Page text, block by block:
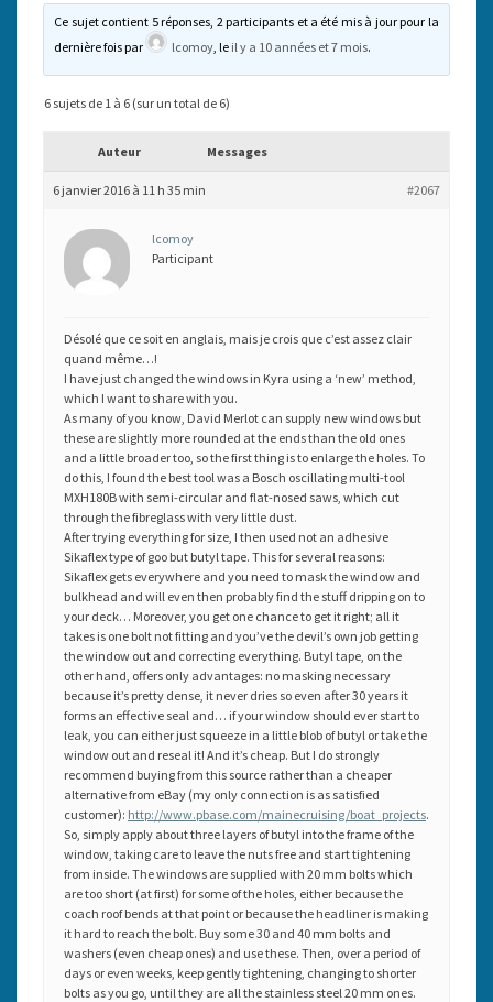
Ce sujet contient 5 réponses, 2 participants et a été mis à jour pour la
dernière fois par
lcomoy , le il y a 10 années et 7 mois.
6 sujets de 1 à 6 (sur un total de 6)
Auteur Messages
6 janvier 2016 à 11 h 35 min #2067
lcomoy
Participant
Désolé que ce soit en anglais, mais je crois que c’est assez clair
quand même…!
I have just changed the windows in Kyra using a ‘new’ method,
which I want to share with you.
As many of you know, David Merlot can supply new windows but
these are slightly more rounded at the ends than the old ones
and a little broader too, so the first thing is to enlarge the holes. To
do this, I found the best tool was a Bosch oscillating multi-tool
MXH180B with semi-circular and flat-nosed saws, which cut
through the fibreglass with very little dust.
After trying everything for size, I then used not an adhesive
Sikaflex type of goo but butyl tape. This for several reasons:
Sikaflex gets everywhere and you need to mask the window and
bulkhead and will even then probably find the stuff dripping on to
your deck… Moreover, you get one chance to get it right; all it
takes is one bolt not fitting and you’ve the devil’s own job getting
the window out and correcting everything. Butyl tape, on the
other hand, offers only advantages: no masking necessary
because it’s pretty dense, it never dries so even after 30 years it
forms an effective seal and… if your window should ever start to
leak, you can either just squeeze in a little blob of butyl or take the
window out and reseal it! And it’s cheap. But I do strongly
recommend buying from this source rather than a cheaper
alternative from eBay (my only connection is as satisfied
customer): http://www.pbase.com/mainecruising/boat_projects.
So, simply apply about three layers of butyl into the frame of the
window, taking care to leave the nuts free and start tightening
from inside. The windows are supplied with 20 mm bolts which
are too short (at first) for some of the holes, either because the
coach roof bends at that point or because the headliner is making
it hard to reach the bolt. Buy some 30 and 40 mm bolts and
washers (even cheap ones) and use these. Then, over a period of
days or even weeks, keep gently tightening, changing to shorter
bolts as you go, until they are all the stainless steel 20 mm ones.